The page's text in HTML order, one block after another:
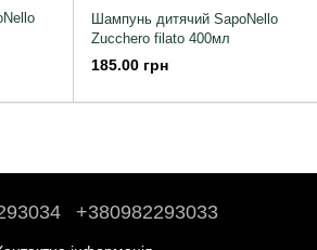
Шампунь дитячий SapoNello
Zucchero filato 400мл
185.00 грн
+380982293033